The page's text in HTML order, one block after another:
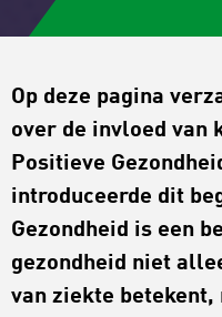
Op deze pagina
over de invloed van
Positieve
introduceerde dit
Gezondheid is een
gezondheid niet
van ziekte